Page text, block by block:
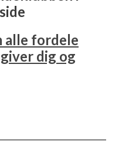
alle fordele
dig og